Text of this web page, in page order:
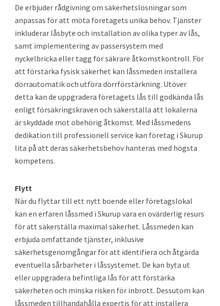
De erbjuder rådgivning om säkerhetslösningar som
anpassas för att möta företagets unika behov. Tjänster
inkluderar låsbyte och installation av olika typer av lås,
samt implementering av passersystem med
nyckelbricka eller tagg för säkrare åtkomstkontroll. För
att förstärka fysisk säkerhet kan låssmeden installera
dörrautomatik och utföra dörrförstärkning. Utöver
detta kan de uppgradera företagets lås till godkända lås
enligt försäkringskraven och säkerställa att lokalerna
är skyddade mot obehörig åtkomst. Med låssmedens
dedikation till professionell service kan företag i Skurup
lita på att deras säkerhetsbehov hanteras med högsta
kompetens.
Flytt
När du flyttar till ett nytt boende eller företagslokal
kan en erfaren låssmed i Skurup vara en ovärderlig resurs
för att säkerställa maximal säkerhet. Låssmeden kan
erbjuda omfattande tjänster, inklusive
säkerhetsgenomgångar för att identifiera och åtgärda
eventuella sårbarheter i låssystemet. De kan byta ut
eller uppgradera befintliga lås för att förstärka
säkerheten och minska risken för inbrott. Dessutom kan
låssmeden tillhandahålla expertis för att installera